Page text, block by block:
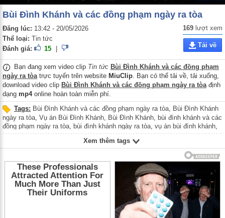
Bùi Đình Khánh và các đồng phạm ngày ra tòa
Đăng lúc: 13:42 - 20/05/2026
Thể loại: Tin tức
Đánh giá:
15
169 lượt xem
Tải về
Bạn đang xem video clip Tin tức Bùi Đình Khánh và các đồng phạm
ngày ra tòatrực tuyến trên website MiuClip. Bạn có thể tải về, tải xuống,
download video clip Bùi Đình Khánh và các đồng phạm ngày ra tòađịnh
dạng mp4online hoàn toàn miễn phí.
Tags: Bùi Đình Khánh và các đồng phạm ngày ra tòa, Bùi Đình Khánh
ngày ra tòa Vụ án Bùi Đình Khánh Bùi Đình Khánh bùi đình khánh và các
đồng phạm ngày ra tòa bùi đình khánh ngày ra tòa vụ án bùi đình khánh
bùi đình khánh,Bui Dinh Khanh va cac dong pham ngay ra toa,Bui Dinh
Vu an Bui Dinh Khanh,Bui Dinh Khanh
Xem thêm tags